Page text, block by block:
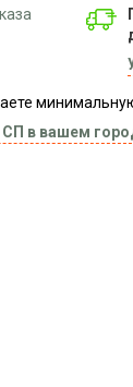
СП в вашем